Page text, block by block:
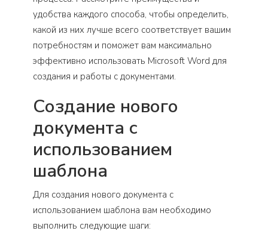
удобства каждого способа, чтобы определить,
какой из них лучше всего соответствует вашим
потребностям и поможет вам максимально
эффективно использовать Microsoft Word для
создания и работы с документами.
Создание нового
документа с
использованием
шаблона
Для создания нового документа с
использованием шаблона вам необходимо
выполнить следующие шаги: